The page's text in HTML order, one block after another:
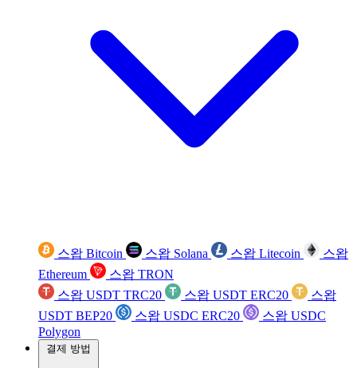
스왑 Bitcoin 스왑 Solana 스왑 Litecoin
스왑
Ethereum
스왑 TRON
스왑 USDT TRC20
스왑 USDT ERC20
스왑
USDT BEP20
스왑 USDC ERC20
스왑 USDC
Polygon
결제 방법